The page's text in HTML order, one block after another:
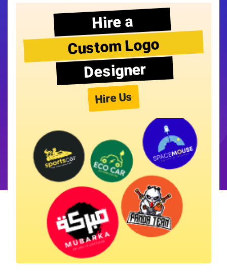
Hire a
Custom Logo
Designer
Hire Us